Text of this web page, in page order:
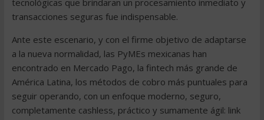
tecnológicas que brindaran un procesamiento inmediato y
transacciones seguras fue indispensable.
Ante este escenario, y con el firme objetivo de adaptarse
a la nueva normalidad, las PyMEs mexicanas han
encontrado en Mercado Pago, la fintech más grande de
América Latina, los métodos de cobro más puntuales para
seguir operando, con un enfoque moderno, seguro,
completamente cashless, práctico y sumamente ágil: link